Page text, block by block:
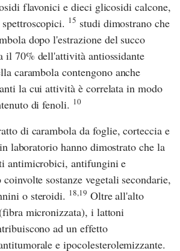
flavonici e dieci glicosidi calcone,
15 studi dimostrano che
dopo l'estrazione del succo
il 70% dell'attività antiossidante
carambola contengono anche
la cui attività è correlata in modo
di fenoli. 10
di carambola da foglie, corteccia e
laboratorio hanno dimostrato che la
antimicrobici, antifungini e
sostanze vegetali secondarie,
o steroidi. 18,19 Oltre all'alto
micronizzata), i lattoni
ad un effetto
e ipocolesterolemizzante.